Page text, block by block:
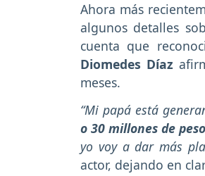
Ahora más
algunos detalles
cuenta que
Diomedes Díaz
meses.
“Mi papá está
o 30 millones de
yo voy a dar más
actor, dejando en